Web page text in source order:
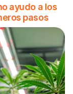
ayudo a los
pasos